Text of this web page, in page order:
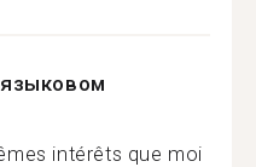
intérêts que moi